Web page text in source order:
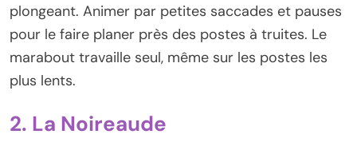
plongeant. Animer par petites saccades et pauses
pour le faire planer près des postes à truites. Le
marabout travaille seul, même sur les postes les
plus lents.
2. La Noireaude